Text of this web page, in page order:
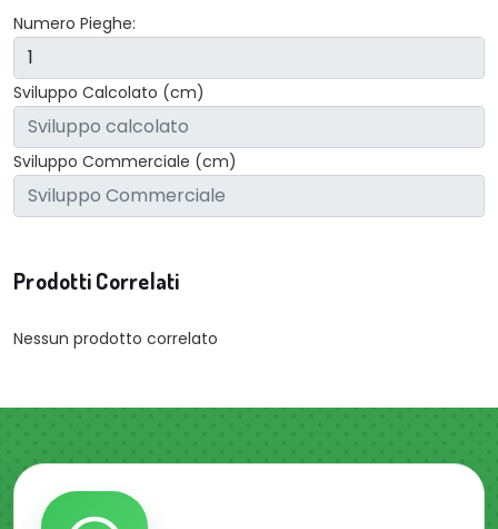
Numero Pieghe:
Sviluppo Calcolato (cm)
Sviluppo Commerciale (cm)
Prodotti Correlati
Nessun prodotto correlato